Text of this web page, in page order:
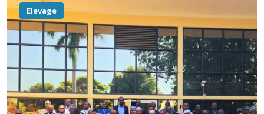
Elevage